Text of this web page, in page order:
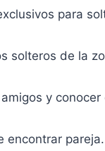
para
solteros de la
y conocer
encontrar pareja.